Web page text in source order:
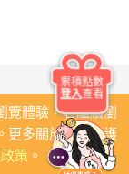
覽體驗，若繼續瀏
更多關於隱私保護
策。
累積點數
登入查看